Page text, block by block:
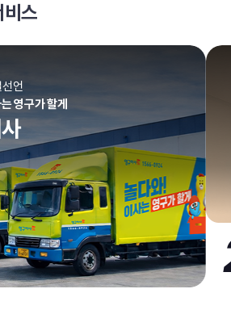
스
언
영구가 할게